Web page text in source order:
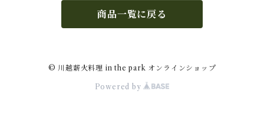
商品一覧に戻る
© 川越薪火料理 in the park オンラインショップ
Powered by